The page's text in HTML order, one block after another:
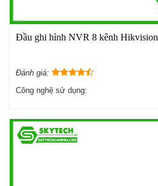
Đầu ghi hình NVR 8 kênh
Đánh giá:
Công nghệ sử dụng: